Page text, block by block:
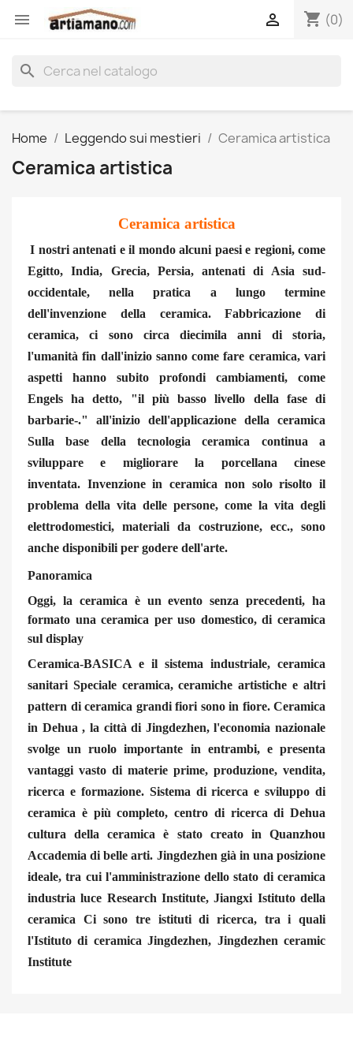
 shopping_cart (0)

search
Home Leggendo sui mestieri Ceramica artistica
Ceramica artistica
Ceramica artistica
I nostri antenati e il mondo alcuni paesi e regioni, come
Egitto, India, Grecia, Persia, antenati di Asia sud-
occidentale, nella pratica a lungo termine
dell'invenzione della ceramica. Fabbricazione di
ceramica, ci sono circa diecimila anni di storia,
l'umanità fin dall'inizio sanno come fare ceramica, vari
aspetti hanno subito profondi cambiamenti, come
Engels ha detto, "il più basso livello della fase di
barbarie-." all'inizio dell'applicazione della ceramica
Sulla base della tecnologia ceramica continua a
sviluppare e migliorare la porcellana cinese
inventata. Invenzione in ceramica non solo risolto il
problema della vita delle persone, come la vita degli
elettrodomestici, materiali da costruzione, ecc., sono
anche disponibili per godere dell'arte.
Panoramica
Oggi, la ceramica è un evento senza precedenti, ha
formato una ceramica per uso domestico, di ceramica
sul display
Ceramica-BASICA e il sistema industriale, ceramica
sanitari Speciale ceramica, ceramiche artistiche e altri
pattern di ceramica grandi fiori sono in fiore. Ceramica
in Dehua , la città di Jingdezhen,l'economia nazionale
svolge un ruolo importante in entrambi, e presenta
vantaggi vasto di materie prime, produzione, vendita,
ricerca e formazione. Sistema di ricerca e sviluppo di
ceramica è più completo, centro di ricerca di Dehua
cultura della ceramica è stato creato in Quanzhou
Accademia di belle arti. Jingdezhen già in una posizione
ideale, tra cui l'amministrazione dello stato di ceramica
industria luce Research Institute,Jiangxi Istituto della
ceramica Ci sono tre istituti di ricerca, tra i quali
l'Istituto di ceramica Jingdezhen, Jingdezhen ceramic
Institute